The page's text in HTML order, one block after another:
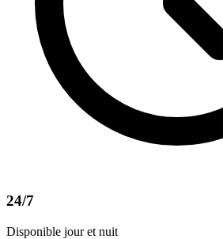
24/7
Disponible jour et nuit